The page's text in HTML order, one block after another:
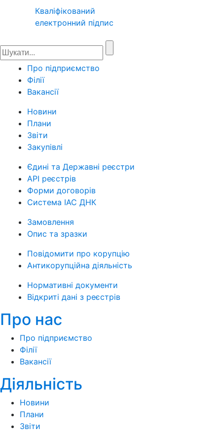
Кваліфікований
електронний підпис
Про підприємство
Філії
Вакансії
Новини
Плани
Звіти
Закупівлі
Єдині та Державні реєстри
API реєстрів
Форми договорів
Система ІАС ДНК
Замовлення
Опис та зразки
Повідомити про корупцію
Антикорупційна діяльність
Нормативні документи
Відкриті дані з реєстрів
Про нас
Про підприємство
Філії
Вакансії
Діяльність
Новини
Плани
Звіти